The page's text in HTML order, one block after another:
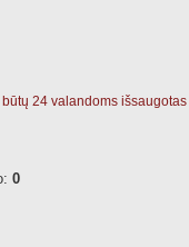
24 valandoms išsaugotas
0